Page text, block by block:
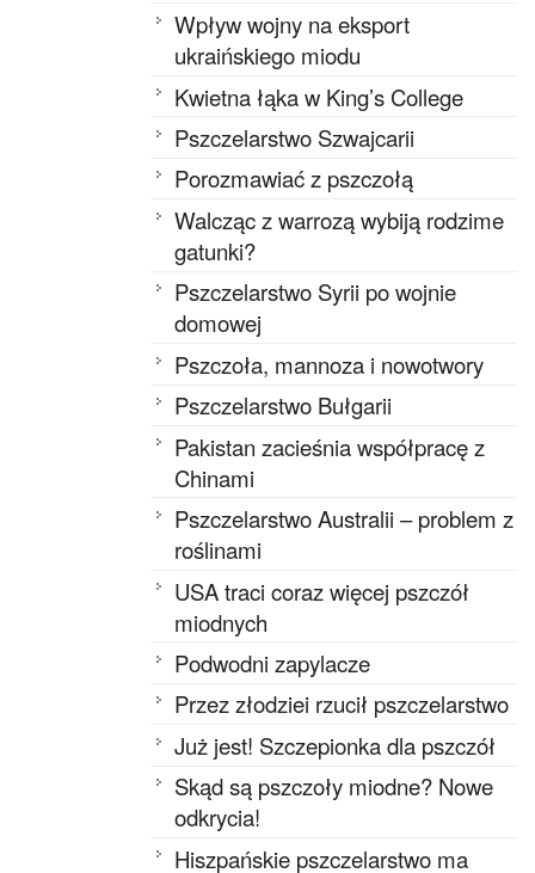
Wpływ wojny na eksport
ukraińskiego miodu
Kwietna łąka w King’s College
Pszczelarstwo Szwajcarii
Porozmawiać z pszczołą
Walcząc z warrozą wybiją rodzime
gatunki?
Pszczelarstwo Syrii po wojnie
domowej
Pszczoła, mannoza i nowotwory
Pszczelarstwo Bułgarii
Pakistan zacieśnia współpracę z
Chinami
Pszczelarstwo Australii – problem z
roślinami
USA traci coraz więcej pszczół
miodnych
Podwodni zapylacze
Przez złodziei rzucił pszczelarstwo
Już jest! Szczepionka dla pszczół
Skąd są pszczoły miodne? Nowe
odkrycia!
Hiszpańskie pszczelarstwo ma